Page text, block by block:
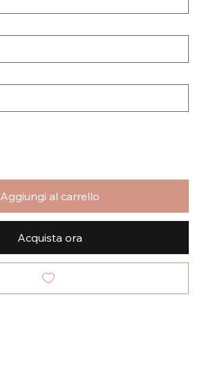
Aggiungi al carrello
Acquista ora